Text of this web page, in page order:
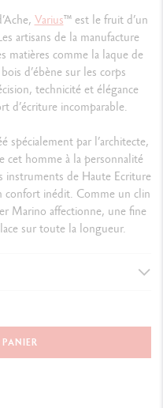
Varius™est le fruit d’un
artisans de la manufacture
matières comme la laque de
d’ébène sur les corps
technicité et élégance
d’écriture incomparable.
spécialement par l’architecte,
cet homme à la personnalité
instruments de Haute Ecriture
confort inédit. Comme un clin
Marino affectionne, une fine
sur toute la longueur.
136.3 mm